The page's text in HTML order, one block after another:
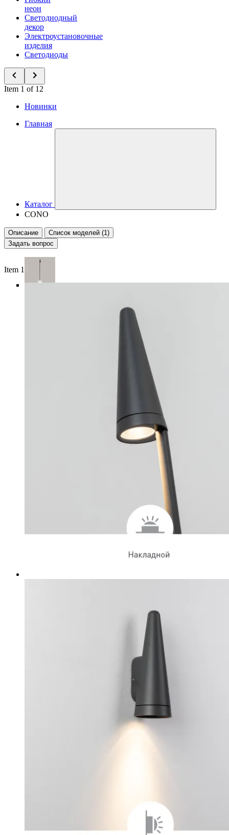
неон
Светодиодный
декор
Электроустановочные
изделия
Светодиоды
Item 1 of 12
Новинки
Главная
Каталог
CONO
Описание
Список моделей (1)
Задать вопрос
Item 1 of 5